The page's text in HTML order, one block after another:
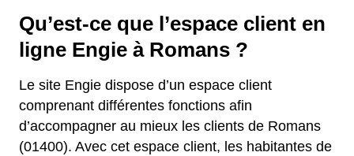
Qu’est-ce que l’espace client en
ligne Engie à Romans ?
Le site Engie dispose d’un espace client
comprenant différentes fonctions afin
d’accompagner au mieux les clients de Romans
(01400). Avec cet espace client, les habitantes de